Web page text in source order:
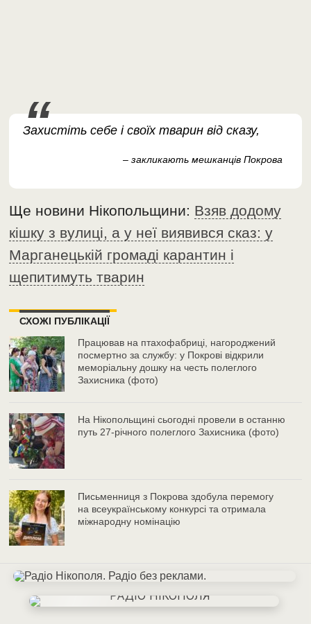
Захистіть себе і своїх тварин від сказу,
– закликають мешканців Покрова
Ще новини Нікопольщини: Взяв додому
кішку з вулиці, а у неї виявився сказ: у
Марганецькій громаді карантин і
щепитимуть тварин
СХОЖІ ПУБЛІКАЦІЇ
Працював на птахофабриці, нагороджений
посмертно за службу: у Покрові відкрили
меморіальну дошку на честь полеглого
Захисника (фото)
На Нікопольщині сьогодні провели в останню
путь 27-річного полеглого Захисника (фото)
Письменниця з Покрова здобула перемогу
на всеукраїнському конкурсі та отримала
міжнародну номінацію